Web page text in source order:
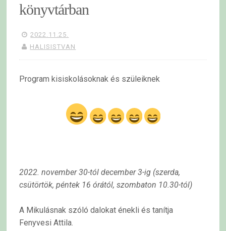
könyvtárban
2022.11.25.
HALISISTVAN
Program kisiskolásoknak és szüleiknek
2022. november 30-tól december 3-ig (szerda,
csütörtök, péntek 16 órától, szombaton 10.30-tól)
A Mikulásnak szóló dalokat énekli és tanítja
Fenyvesi Attila.